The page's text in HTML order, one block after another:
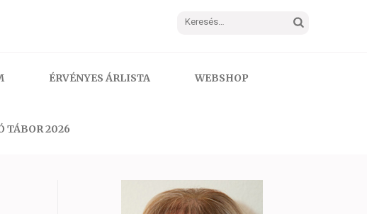
Keresés:
ÉRVÉNYES ÁRLISTA WEBSHOP
TÁBOR 2026